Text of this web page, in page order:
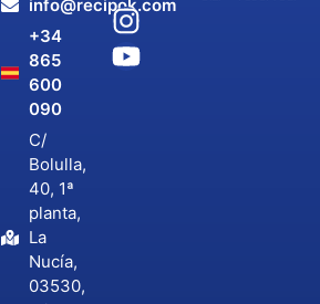
info@recipok.com
+34
865
600
090
C/
Bolulla,
40, 1ª
planta,
La
Nucía,
03530,